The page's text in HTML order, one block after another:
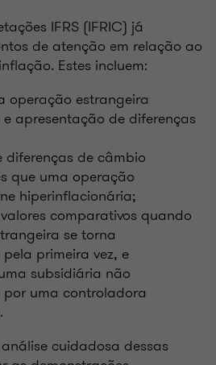
IFRS (IFRIC) já
de atenção em relação ao
Estes incluem:
operação estrangeira
apresentação de diferenças
de câmbio
que uma operação
hiperinflacionária;
comparativos quando
se torna
primeira vez, e
subsidiária não
uma controladora
cuidadosa dessas